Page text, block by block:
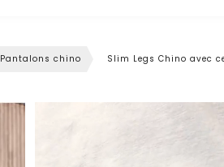
Pantalons chino Slim Legs Chino avec